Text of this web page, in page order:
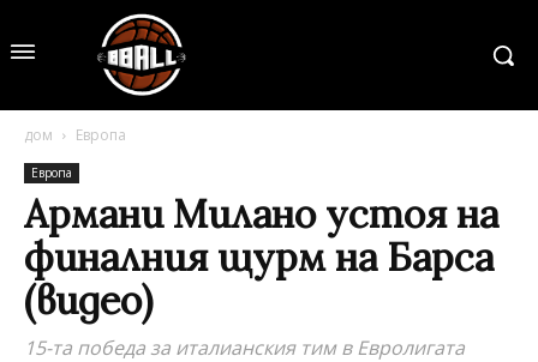
дом Европа
Европа
Армани Милано устоя на
финалния щурм на Барса
(видео)
15-та победа за италианския тим в Евролигата